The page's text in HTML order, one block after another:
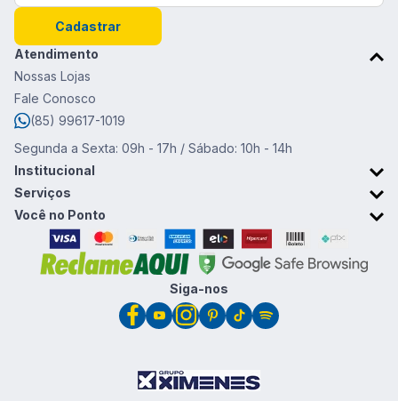
Cadastrar
Atendimento
Nossas Lojas
Fale Conosco
(85) 99617-1019
Segunda a Sexta: 09h - 17h / Sábado: 10h - 14h
Institucional
Sobre o Ponto da Moda
Trabalhe conosco
Trocas e devoluções
Promoções & Cupons
Serviços
Retirada em Loja
Você no Ponto
Cartão Ponto da Moda
Clube de vantagens
Siga-nos